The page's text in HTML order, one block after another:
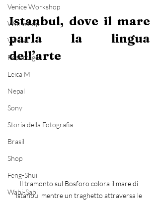
Venice Workshop
Workshop
Venice
Reportage
Leica M
Nepal
Sony
Storia della Fotografia
Brasil
Shop
Feng-Shui
Wabi-Sabi
Istanbul, dove il mare
parla la lingua
dell’arte
Il tramonto sul Bosforo colora il mare di
Istanbul mentre un traghetto attraversa le